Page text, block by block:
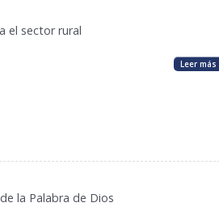
el sector rural
Leer más
la Palabra de Dios